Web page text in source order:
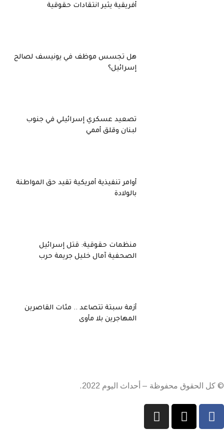
أفريقية يثير انتقادات حقوقية
هل تجسس موظف في يونيسف لصالح
إسرائيل؟
تصعيد عسكري إسرائيلي في جنوب
لبنان وقلق أممي
أوامر تنفيذية أمريكية تقيد حق المواطنة
بالولادة
منظمات حقوقية: قتل إسرائيل
الصحفية آمال خليل جريمة حرب
أزمة سبتة تتصاعد .. مئات القاصرين
المهاجرين بلا مأوى
© كل الحقوق محفوظة – أحداث اليوم 2022.